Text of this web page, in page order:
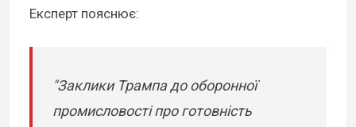
Експерт пояснює:
"Заклики Трампа до оборонної
промисловості про готовність